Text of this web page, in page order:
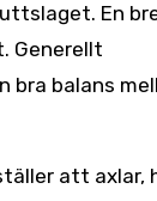
En
Generellt
bra balans
att axlar,